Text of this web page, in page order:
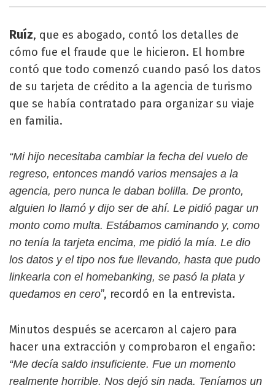
Ruíz, que es abogado, contó los detalles de
cómo fue el fraude que le hicieron. El hombre
contó que todo comenzó cuando pasó los datos
de su tarjeta de crédito a la agencia de turismo
que se había contratado para organizar su viaje
en familia.
“Mi hijo necesitaba cambiar la fecha del vuelo de
regreso, entonces mandó varios mensajes a la
agencia, pero nunca le daban bolilla. De pronto,
alguien lo llamó y dijo ser de ahí. Le pidió pagar un
monto como multa. Estábamos caminando y, como
no tenía la tarjeta encima, me pidió la mía. Le dio
los datos y el tipo nos fue llevando, hasta que pudo
linkearla con el homebanking, se pasó la plata y
quedamos en cero”, recordó en la entrevista.
Minutos después se acercaron al cajero para
hacer una extracción y comprobaron el engaño:
“Me decía saldo insuficiente. Fue un momento
realmente horrible. Nos dejó sin nada. Teníamos un